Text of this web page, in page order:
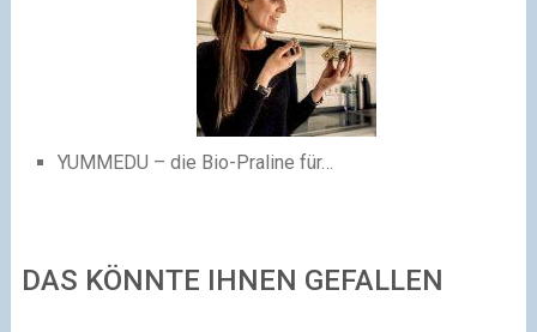
YUMMEDU – die Bio-Praline für…
DAS KÖNNTE IHNEN GEFALLEN